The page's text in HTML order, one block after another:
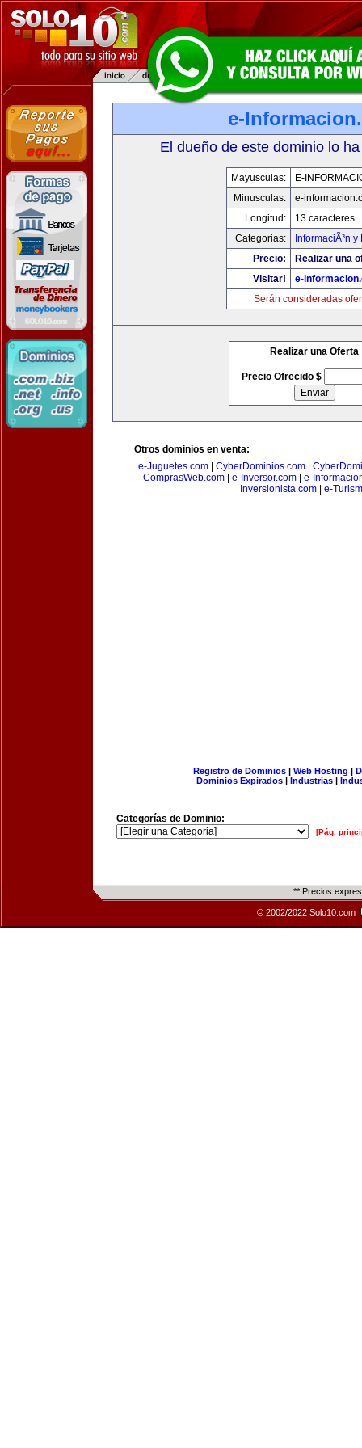
e-
El dueño de este dominio lo
Mayusculas:
E-
Minusculas:
e-
Longitud:
13 caracteres
Categorias:
InformaciÃ³n
Precio:
Realizar una
Visitar!
e-
Serán consideradas
Realizar una Oferta
Precio Ofrecido $
Otros dominios en venta:
e-Juguetes.com| CyberDominios.com|
ComprasWeb.com
e-Inversor.com
e-
Inversionista.com| e-
Registro de Dominios| Web Hosting |
Dominios Expirados | Industrias |
Categorías de Dominio:
[Pág.
** Precios
© 2002/2022 Solo10.com